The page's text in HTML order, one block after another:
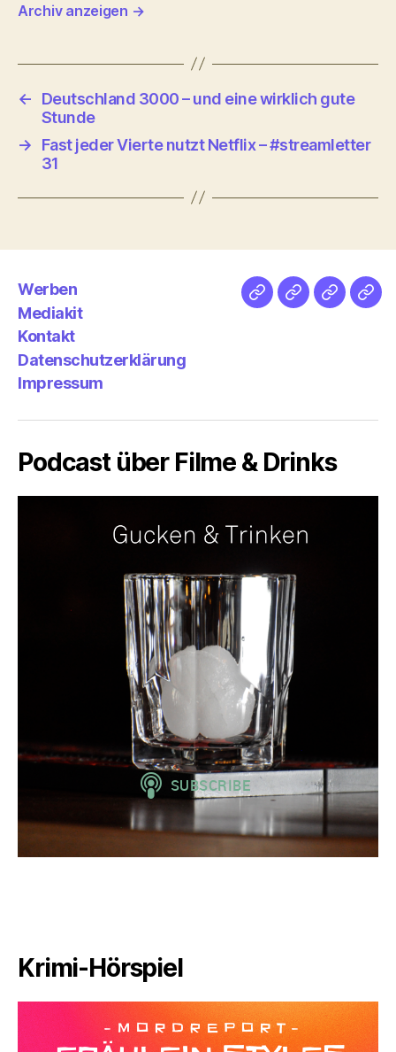
Archiv anzeigen →
←
Deutschland 3000 – und eine wirklich gute
Stunde
→
Fast jeder Vierte nutzt Netflix – #streamletter
31
Werben
Mediakit
Kontakt
Datenschutzerklärung
Impressum
NetzMedien
Podcast über Filme & Drinks
Krimi-Hörspiel